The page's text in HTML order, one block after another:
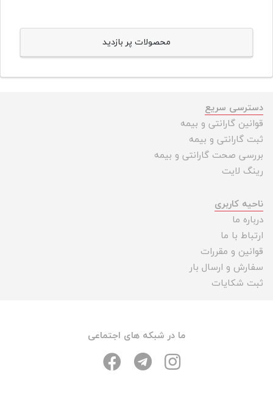
محصولات پر بازدید
دسترسی سریع
قوانین گارانتی و بیمه
ثبت گارانتی و بیمه
بررسی صحت گارانتی و بیمه
رینگ لایت
ناحیه کاربری
درباره ما
ارتباط با ما
قوانین و مقررات
سفارش و ارسال بار
ثبت شکایات
ما در شبکه های اجتماعی